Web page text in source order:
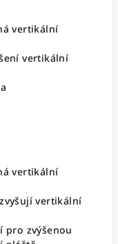
vertikální
vertikální
vertikální
vertikální
pro zvýšenou